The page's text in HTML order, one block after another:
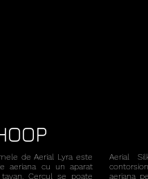
de Aerial Lyra este
aeriana cu un aparat
Cercul se poate
Aerial
aeriana